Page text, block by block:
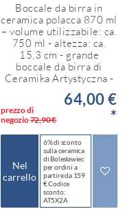
Boccale da birra in
ceramica polacca 870 ml
– volume utilizzabile: ca.
750 ml - altezza: ca.
15,3 cm - grande
boccale da birra di
Ceramika Artystyczna -
prezzo di
negozio72,90 €
64,00 €
*
Nel
carrello
6% di sconto
sulla ceramica
di Bolesławiec
per ordini a
partire da 159
€ Codice
sconto:
AT5X2A